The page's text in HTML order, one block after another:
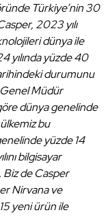
Türkiye’nin 30
2023 yılı
dünya ile
yılında yüzde 40
durumunu
Müdür
dünya genelinde
bu
yüzde 14
bilgisayar
Biz de Casper
Nirvana ve
15 yeni ürün ile